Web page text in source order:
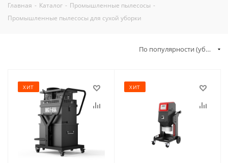
Главная - Каталог - Промышленные пылесосы -
Промышленные пылесосы для сухой уборки
По популярности (убывание)
ХИТ ХИТ